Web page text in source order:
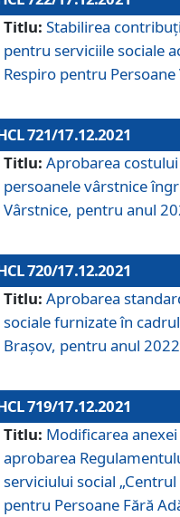
Titlu: Stabilirea
pentru serviciile sociale
Respiro pentru
721/17.12.2021
Titlu: Aprobarea
persoanele vârstnice
Vârstnice, pentru anul
720/17.12.2021
Titlu: Aprobarea
sociale furnizate în
Brașov, pentru anul
719/17.12.2021
Titlu: Modificarea
aprobarea
serviciului social
pentru Persoane Fără